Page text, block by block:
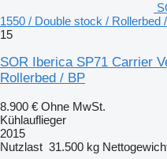
1550 / Double stock / Rollerbed
15
SOR Iberica SP71 Carrier
Rollerbed / BP
8.900 € Ohne MwSt.
Kühlauflieger
2015
Nutzlast 31.500 kg